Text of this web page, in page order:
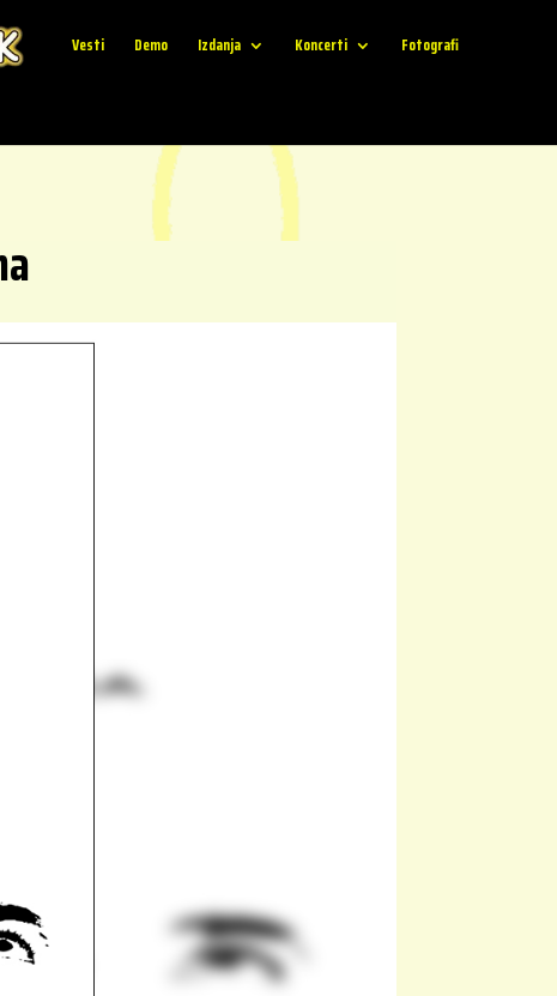
Vesti Demo Izdanja Koncerti Fotografi